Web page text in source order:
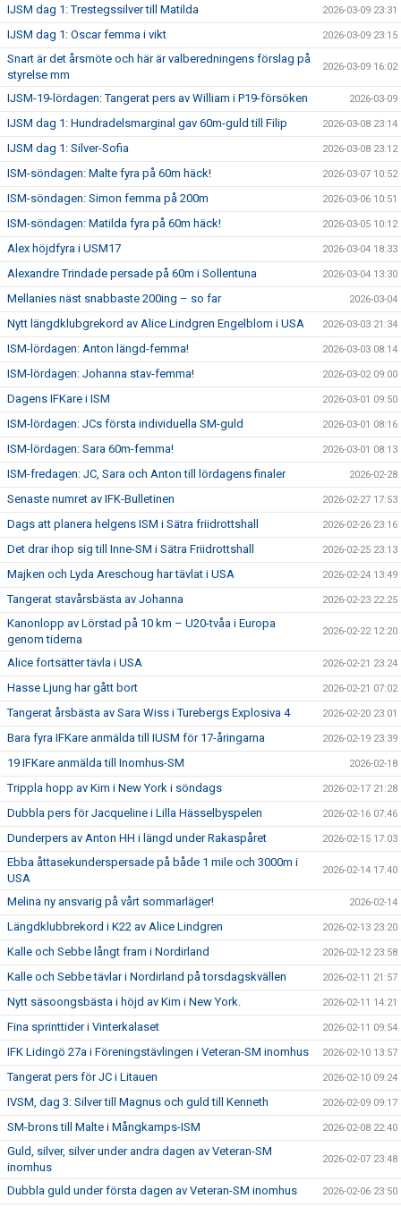
IJSM dag 1: Trestegssilver till Matilda 2026-03-09 23:31
IJSM dag 1: Oscar femma i vikt 2026-03-09 23:15
Snart är det årsmöte och här är valberedningens förslag på
styrelse mm
2026-03-09 16:02
IJSM-19-lördagen: Tangerat pers av William i P19-försöken 2026-03-09
IJSM dag 1: Hundradelsmarginal gav 60m-guld till Filip 2026-03-08 23:14
IJSM dag 1: Silver-Sofia 2026-03-08 23:12
ISM-söndagen: Malte fyra på 60m häck! 2026-03-07 10:52
ISM-söndagen: Simon femma på 200m 2026-03-06 10:51
ISM-söndagen: Matilda fyra på 60m häck! 2026-03-05 10:12
Alex höjdfyra i USM17 2026-03-04 18:33
Alexandre Trindade persade på 60m i Sollentuna 2026-03-04 13:30
Mellanies näst snabbaste 200ing – so far 2026-03-04
Nytt längdklubgrekord av Alice Lindgren Engelblom i USA 2026-03-03 21:34
ISM-lördagen: Anton längd-femma! 2026-03-03 08:14
ISM-lördagen: Johanna stav-femma! 2026-03-02 09:00
Dagens IFKare i ISM 2026-03-01 09:50
ISM-lördagen: JCs första individuella SM-guld 2026-03-01 08:16
ISM-lördagen: Sara 60m-femma! 2026-03-01 08:13
ISM-fredagen: JC, Sara och Anton till lördagens finaler 2026-02-28
Senaste numret av IFK-Bulletinen 2026-02-27 17:53
Dags att planera helgens ISM i Sätra friidrottshall 2026-02-26 23:16
Det drar ihop sig till Inne-SM i Sätra Friidrottshall 2026-02-25 23:13
Majken och Lyda Areschoug har tävlat i USA 2026-02-24 13:49
Tangerat stavårsbästa av Johanna 2026-02-23 22:25
Kanonlopp av Lörstad på 10 km – U20-tvåa i Europa
genom tiderna
2026-02-22 12:20
Alice fortsätter tävla i USA 2026-02-21 23:24
Hasse Ljung har gått bort 2026-02-21 07:02
Tangerat årsbästa av Sara Wiss i Turebergs Explosiva 4 2026-02-20 23:01
Bara fyra IFKare anmälda till IUSM för 17-åringarna 2026-02-19 23:39
19 IFKare anmälda till Inomhus-SM 2026-02-18
Trippla hopp av Kim i New York i söndags 2026-02-17 21:28
Dubbla pers för Jacqueline i Lilla Hässelbyspelen 2026-02-16 07:46
Dunderpers av Anton HH i längd under Rakaspåret 2026-02-15 17:03
Ebba åttasekunderspersade på både 1 mile och 3000m i
USA
2026-02-14 17:40
Melina ny ansvarig på vårt sommarläger! 2026-02-14
Längdklubbrekord i K22 av Alice Lindgren 2026-02-13 23:20
Kalle och Sebbe långt fram i Nordirland 2026-02-12 23:58
Kalle och Sebbe tävlar i Nordirland på torsdagskvällen 2026-02-11 21:57
Nytt säsoongsbästa i höjd av Kim i New York. 2026-02-11 14:21
Fina sprinttider i Vinterkalaset 2026-02-11 09:54
IFK Lidingö 27a i Föreningstävlingen i Veteran-SM inomhus 2026-02-10 13:57
Tangerat pers för JC i Litauen 2026-02-10 09:24
IVSM, dag 3: Silver till Magnus och guld till Kenneth 2026-02-09 09:17
SM-brons till Malte i Mångkamps-ISM 2026-02-08 22:40
Guld, silver, silver under andra dagen av Veteran-SM
inomhus
2026-02-07 23:48
Dubbla guld under första dagen av Veteran-SM inomhus 2026-02-06 23:50